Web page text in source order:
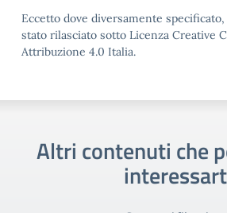
Eccetto dove diversamente
stato rilasciato sotto Licenza Creative
Attribuzione 4.0 Italia.
Altri contenuti che